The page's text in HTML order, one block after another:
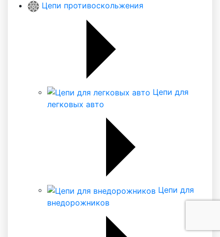
Цепи противоскольжения
Цепи для
легковых авто
Цепи для
внедорожников